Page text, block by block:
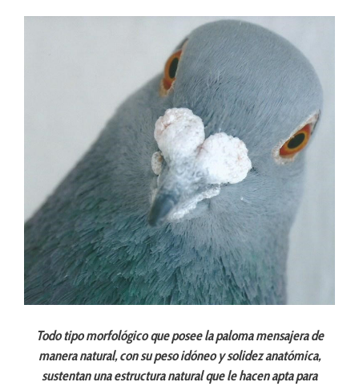
Todo tipo morfológico que posee la paloma mensajera de
manera natural, con su peso idóneo y solidez anatómica,
sustentan una estructura natural que le hacen apta para